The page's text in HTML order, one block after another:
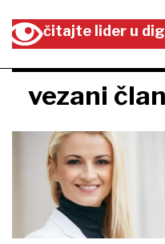
čitajte lider u
vezani